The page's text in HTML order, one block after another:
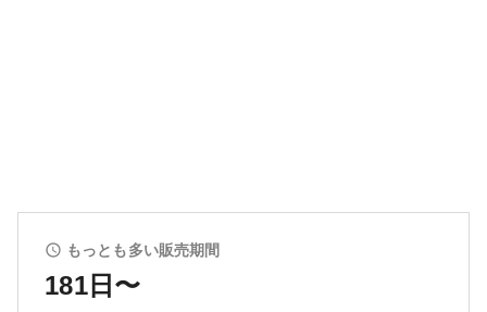
もっとも多い販売期間
181日〜